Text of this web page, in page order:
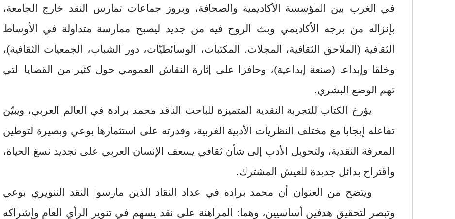
في الغرب بين المؤسسة الأكاديمية والصحافة، وبروز جماعات تمارس النقد خارج الجامعة،
بإنزاله من برجه الأكاديمي وبث الروح فيه من جديد ليصبح ممارسة متداولة في الأوساط
الثقافية (الملاحق الثقافية، المجلات، المكتبات، الوسائطيّات، دور الشباب، الجمعيات الثقافية)،
وخلقا وإبداعا (صنعة إبداعية)، وحافزا على إثارة النقاش العمومي حول كثير من القضايا التي
تهم الوضع البشري.
يؤرخ الكتاب للتجربة النقدية المتميزة للباحث الناقد محمد برادة في العالم العربي، ويبيّن
تفاعله إيجابا مع مختلف النظريات الأدبية الغربية، وقدرته على استثمارها بوعي وبصيرة لتوطين
المعرفة النقدية، ولتحويل الأدب إلى شأن ثقافي يسعف الإنسان العربي على تجديد نسغ الحياة،
واقتراح بدائل جديدة للعيش المشترك.
ويتضح من العنوان أن محمد برادة في عداد النقاد الذين مارسوا النقد التنويري بوعي
وتبصر لتحقيق هدفين أساسيين، وهما: المراهنة على نقد يسهم في تنوير الرأي العام وإشراكه